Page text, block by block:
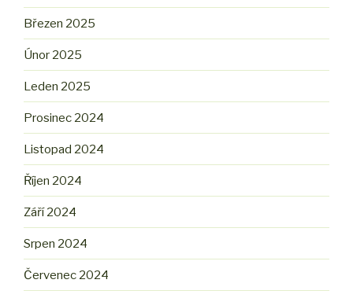
Březen 2025
Únor 2025
Leden 2025
Prosinec 2024
Listopad 2024
Říjen 2024
Září 2024
Srpen 2024
Červenec 2024